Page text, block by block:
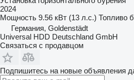
2024
Мощность 9.56 кВт (13 л.с.) Топливо
Германия, Goldenstädt
Universal HDD Deutschland GmbH
Связаться с продавцом
Подпишитесь на новые объявления